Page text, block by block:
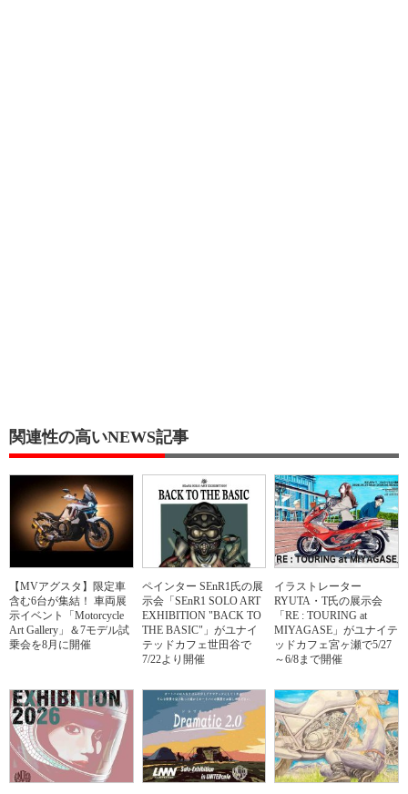
関連性の高いNEWS記事
【MVアグスタ】限定車
含む6台が集結！ 車両展
示イベント「Motorcycle
Art Gallery」＆7モデル試
乗会を8月に開催
ペインター SEnR1氏の展
示会「SEnR1 SOLO ART
EXHIBITION "BACK TO
THE BASIC"」がユナイ
テッドカフェ世田谷で
7/22より開催
イラストレーター
RYUTA・T氏の展示会
「RE : TOURING at
MIYAGASE」がユナイテ
ッドカフェ宮ヶ瀬で5/27
～6/8まで開催